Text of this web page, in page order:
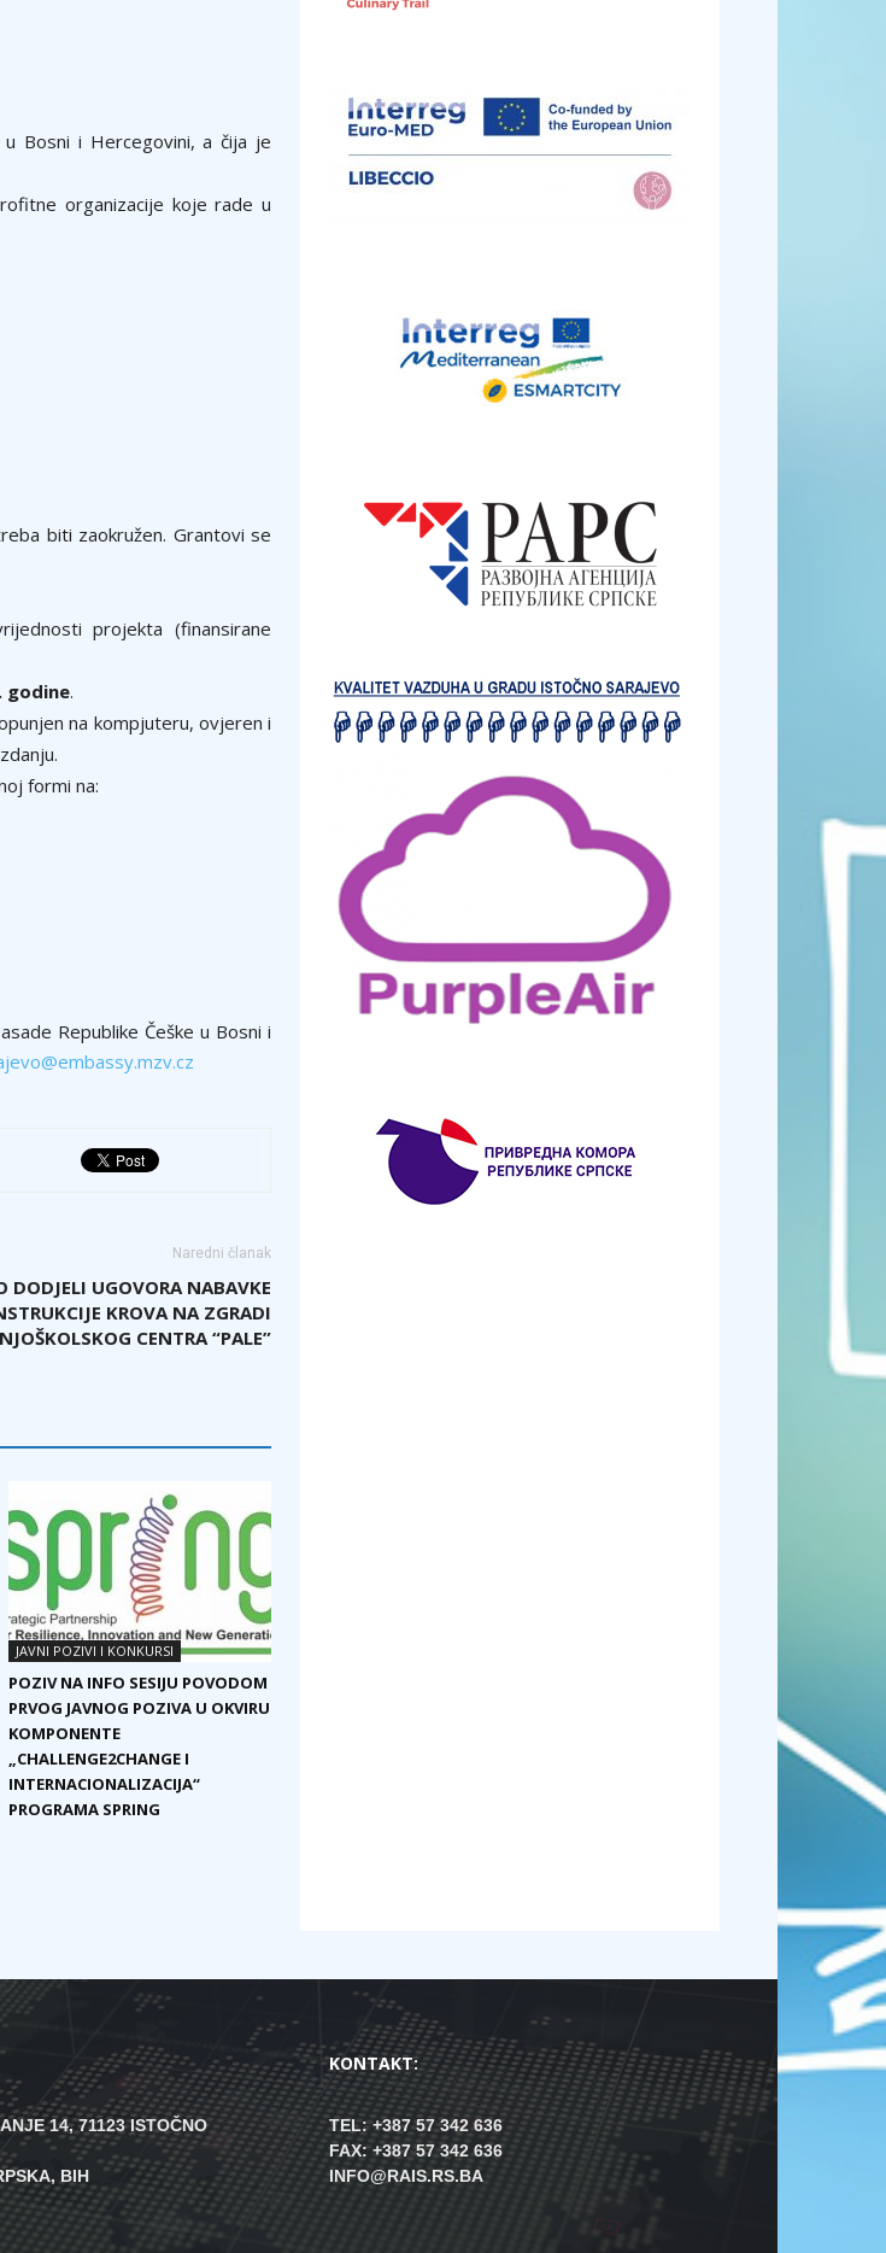
Bosni i Hercegovini, a čija je
organizacije koje rade u
biti zaokružen. Grantovi se
projekta (finansirane
godine.
na kompjuteru, ovjeren i
formi na:
Republike Češke u Bosni i
Naredni članak
DODJELI UGOVORA NABAVKE
KROVA NA ZGRADI
CENTRA “PALE”
JAVNI POZIVI I KONKURSI
POZIV NA INFO SESIJU POVODOM
PRVOG JAVNOG POZIVA U OKVIRU
KOMPONENTE
„CHALLENGE2CHANGE I
INTERNACIONALIZACIJA“
PROGRAMA SPRING
14, 71123 ISTOČNO
BIH
KONTAKT:
TEL: +387 57 342 636
FAX: +387 57 342 636
INFO@RAIS.RS.BA